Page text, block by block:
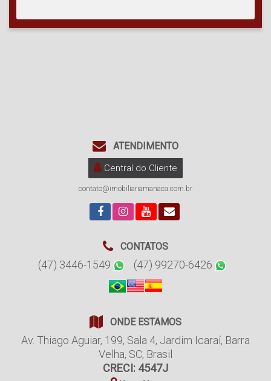
ATENDIMENTO
Central do Cliente
contato@imobiliariamanaca.com.br
CONTATOS
(47) 3446-1549 (47) 99270-6426
ONDE ESTAMOS
Av. Thiago Aguiar, 199, Sala 4, Jardim Icaraí, Barra
Velha, SC, Brasil
CRECI: 4547J